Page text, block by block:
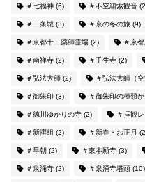
＃七福神(6) ＃不空羂索観音
＃二条城(3) ＃京の冬の旅(9)
＃京都十二薬師霊場(2) ＃京
＃南禅寺(2) ＃壬生寺(2)
＃弘法大師(2) ＃弘法大師（
＃御朱印 (3) ＃御朱印の種類
＃徳川ゆかりの寺(2) ＃拝観
＃新撰組 (2) ＃新春・お正月
＃早朝(2) ＃東本願寺(3)
＃泉涌寺(2) ＃泉涌寺塔頭(10)